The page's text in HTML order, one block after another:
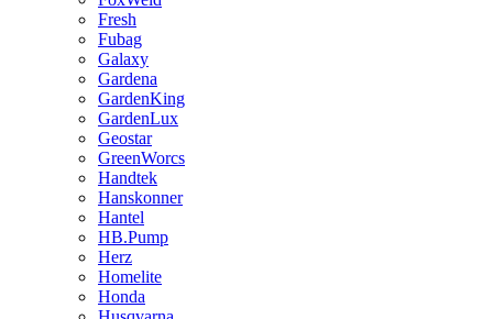
Fresh
Fubag
Galaxy
Gardena
GardenKing
GardenLux
Geostar
GreenWorcs
Handtek
Hanskonner
Hantel
HB.Pump
Herz
Homelite
Honda